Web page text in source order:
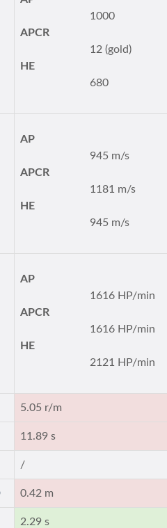
1000
APCR
12 (gold)
HE
680
AP
945 m/s
APCR
1181 m/s
HE
945 m/s
AP
1616 HP/min
APCR
1616 HP/min
HE
2121 HP/min
5.05 r/m
11.89 s
/
0.42 m
2.29 s